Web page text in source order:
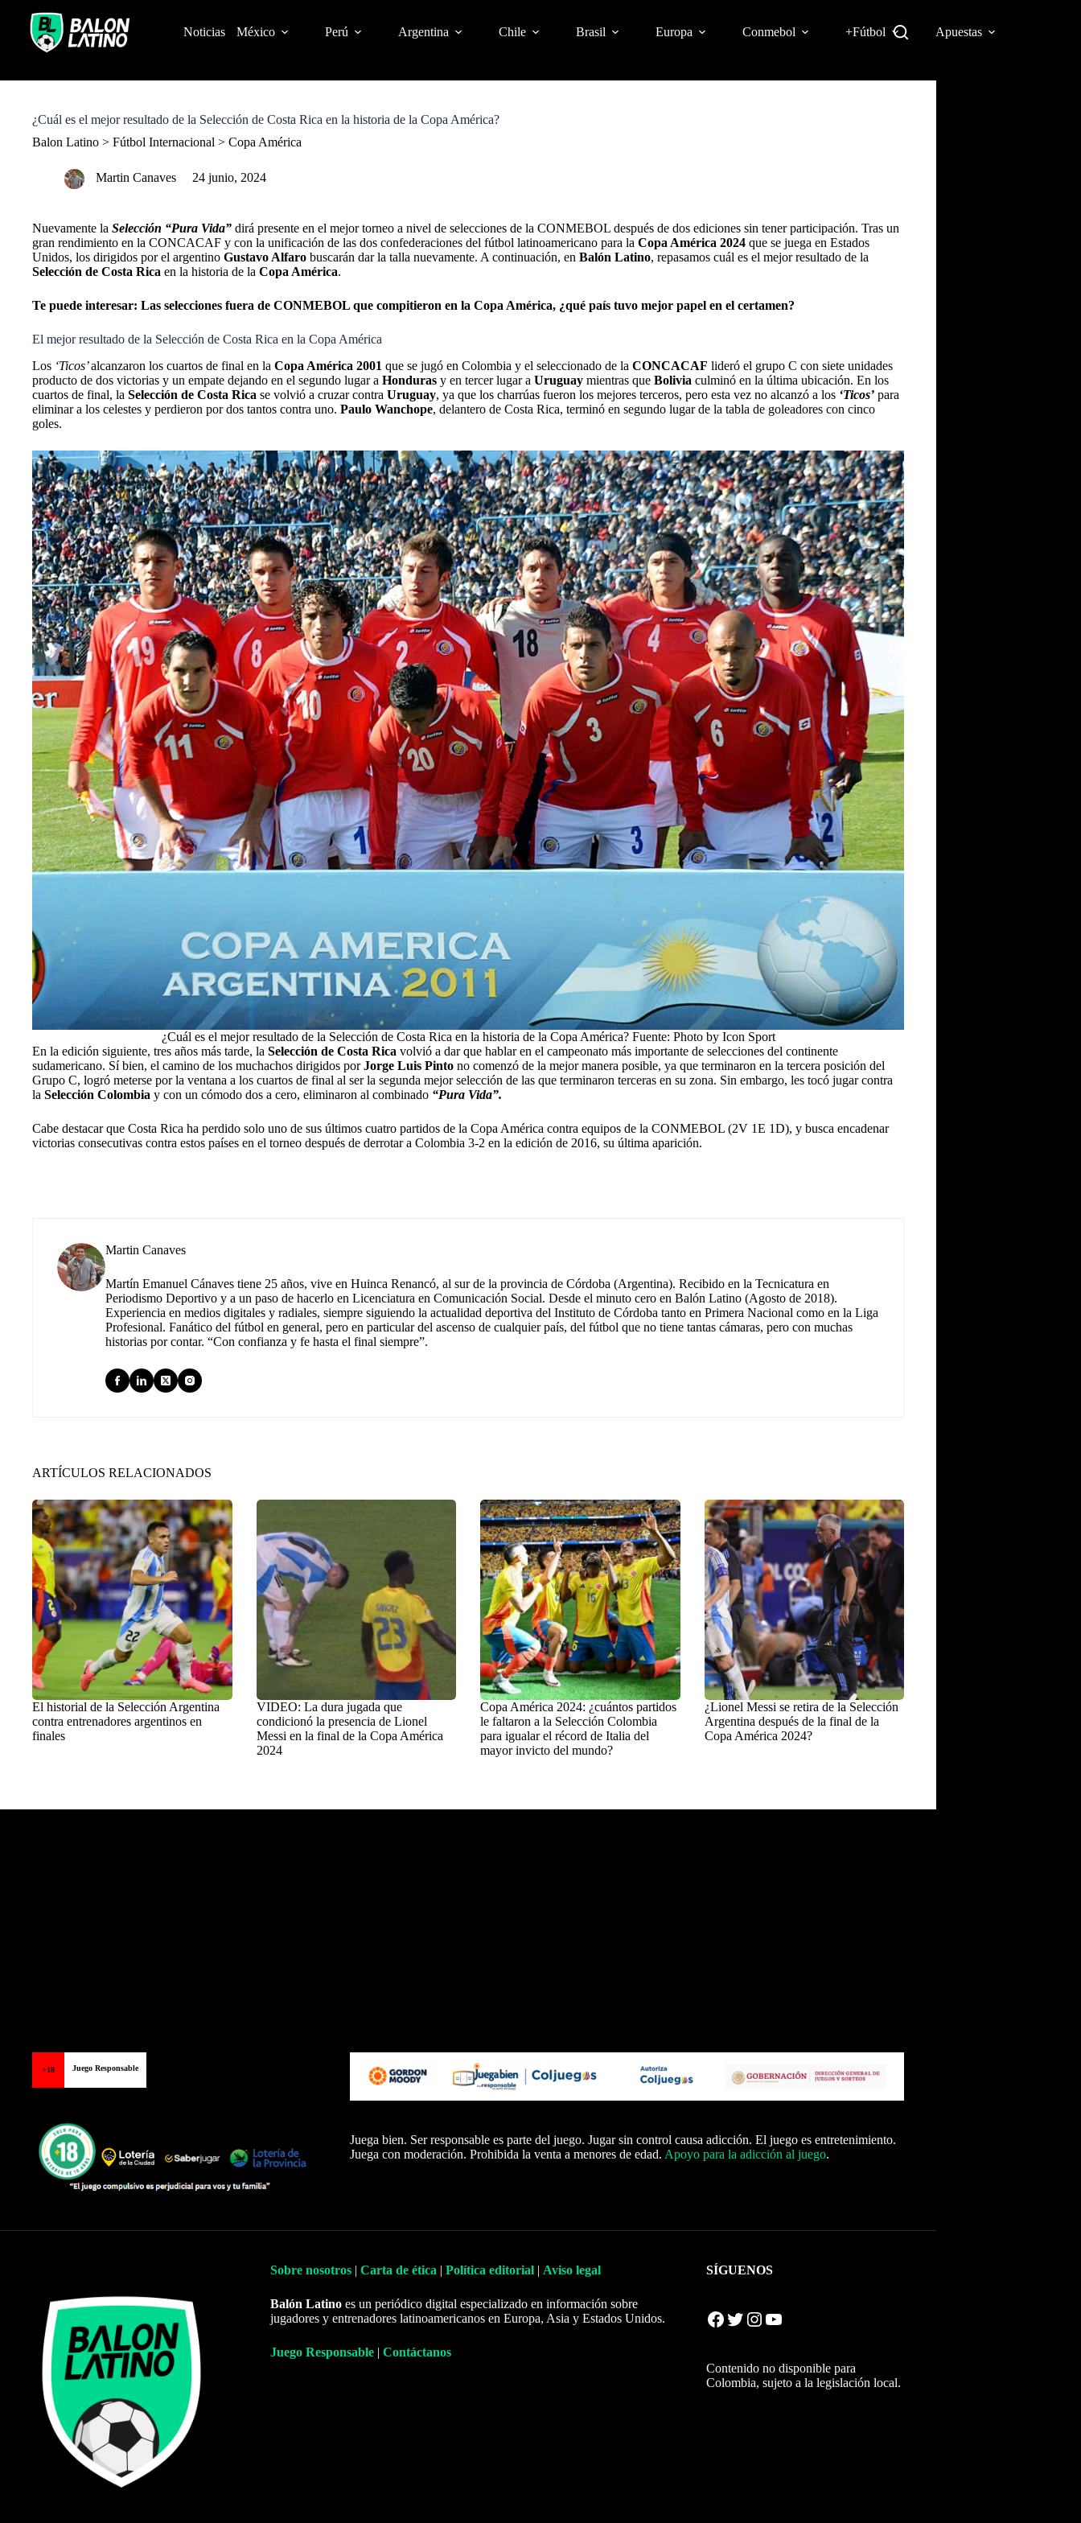
o
Noticias México Perú Argentina Chile Brasil Europa Conmebol +Fútbol Apuestas
¿Cuál es el mejor resultado de la Selección de Costa Rica en la historia de la Copa América?
Balon Latino > Fútbol Internacional > Copa América
Martin Canaves 24 junio, 2024
Nuevamente la Selección “Pura Vida” dirá presente en el mejor torneo a nivel de selecciones de la CONMEBOL después de dos ediciones sin tener participación. Tras un
gran rendimiento en la CONCACAF y con la unificación de las dos confederaciones del fútbol latinoamericano para la Copa América 2024 que se juega en Estados
Unidos, los dirigidos por el argentino Gustavo Alfaro buscarán dar la talla nuevamente. A continuación, en Balón Latino, repasamos cuál es el mejor resultado de la
Selección de Costa Rica en la historia de la Copa América.
Te puede interesar: Las selecciones fuera de CONMEBOL que compitieron en la Copa América, ¿qué país tuvo mejor papel en el certamen?
El mejor resultado de la Selección de Costa Rica en la Copa América
Los ‘Ticos’alcanzaron los cuartos de final en la Copa América 2001 que se jugó en Colombia y el seleccionado de la CONCACAF lideró el grupo C con siete unidades
producto de dos victorias y un empate dejando en el segundo lugar a Honduras y en tercer lugar a Uruguay mientras que Bolivia culminó en la última ubicación. En los
cuartos de final, la Selección de Costa Rica se volvió a cruzar contra Uruguay, ya que los charrúas fueron los mejores terceros, pero esta vez no alcanzó a los ‘Ticos’ para
eliminar a los celestes y perdieron por dos tantos contra uno. Paulo Wanchope, delantero de Costa Rica, terminó en segundo lugar de la tabla de goleadores con cinco
goles.
¿Cuál es el mejor resultado de la Selección de Costa Rica en la historia de la Copa América? Fuente: Photo by Icon Sport
En la edición siguiente, tres años más tarde, la Selección de Costa Rica volvió a dar que hablar en el campeonato más importante de selecciones del continente
sudamericano. Sí bien, el camino de los muchachos dirigidos porJorge Luis Pinto no comenzó de la mejor manera posible, ya que terminaron en la tercera posición del
Grupo C, logró meterse por la ventana a los cuartos de final al ser la segunda mejor selección de las que terminaron terceras en su zona. Sin embargo, les tocó jugar contra
la Selección Colombia y con un cómodo dos a cero, eliminaron al combinado “Pura Vida”.
Cabe destacar que Costa Rica ha perdido solo uno de sus últimos cuatro partidos de la Copa América contra equipos de la CONMEBOL (2V 1E 1D), y busca encadenar
victorias consecutivas contra estos países en el torneo después de derrotar a Colombia 3-2 en la edición de 2016, su última aparición.
Martin Canaves
Martín Emanuel Cánaves tiene 25 años, vive en Huinca Renancó, al sur de la provincia de Córdoba (Argentina). Recibido en la Tecnicatura en
Periodismo Deportivo y a un paso de hacerlo en Licenciatura en Comunicación Social. Desde el minuto cero en Balón Latino (Agosto de 2018).
Experiencia en medios digitales y radiales, siempre siguiendo la actualidad deportiva del Instituto de Córdoba tanto en Primera Nacional como en la Liga
Profesional. Fanático del fútbol en general, pero en particular del ascenso de cualquier país, del fútbol que no tiene tantas cámaras, pero con muchas
historias por contar. “Con confianza y fe hasta el final siempre”.
ARTÍCULOS RELACIONADOS
El historial de la Selección Argentina
contra entrenadores argentinos en
finales
VIDEO: La dura jugada que
condicionó la presencia de Lionel
Messi en la final de la Copa América
2024
Copa América 2024: ¿cuántos partidos
le faltaron a la Selección Colombia
para igualar el récord de Italia del
mayor invicto del mundo?
¿Lionel Messi se retira de la Selección
Argentina después de la final de la
Copa América 2024?
+18 Juego Responsable
Juega bien. Ser responsable es parte del juego. Jugar sin control causa adicción. El juego es entretenimiento.
Juega con moderación. Prohibida la venta a menores de edad. Apoyo para la adicción al juego.
Sobre nosotros | Carta de ética | Política editorial | Aviso legal
Balón Latino es un periódico digital especializado en información sobre
jugadores y entrenadores latinoamericanos en Europa, Asia y Estados Unidos.
Juego Responsable | Contáctanos
SÍGUENOS
Facebook Twitter Instagram YouTube
Contenido no disponible para
Colombia, sujeto a la legislación local.